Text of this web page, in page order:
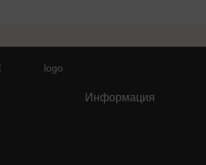
Информация